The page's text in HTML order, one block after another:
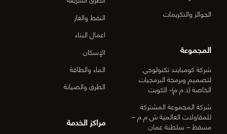
الجوائز والتكريمات
المجموعة
شركة كومبايند تكنولوجي
لتصميم وبرمجة البرمجيات
الخاصة (ذ.م.م)- الكويت
شركة المجموعة المشتركة
للمقاولات العالمية ش.م.م –
مسقط – سلطنة عمان
النفط والغاز
اعمال البناء
الإسكان
الماء والطاقة
الطرق والصيانة
مراكز الخدمة